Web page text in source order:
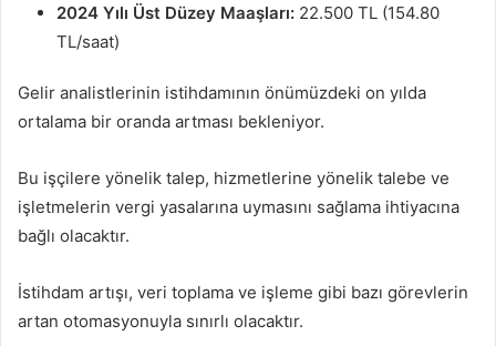
2024 Yılı Üst Düzey Maaşları: 22.500 TL (154.80
TL/saat)
Gelir analistlerinin istihdamının önümüzdeki on yılda
ortalama bir oranda artması bekleniyor.
Bu işçilere yönelik talep, hizmetlerine yönelik talebe ve
işletmelerin vergi yasalarına uymasını sağlama ihtiyacına
bağlı olacaktır.
İstihdam artışı, veri toplama ve işleme gibi bazı görevlerin
artan otomasyonuyla sınırlı olacaktır.